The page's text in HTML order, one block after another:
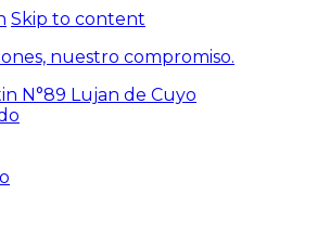
Skip to content
nuestro compromiso.
N°89 Lujan de Cuyo